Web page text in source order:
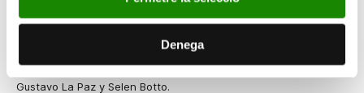
Denega
Sanz, Maricarmen Vicente Clausich, Javier Narváez Bravo,
Javier Martorell Pellicer, Ania Krzystowska, Yvan Roquefort,
Gustavo La Paz y Selen Botto.